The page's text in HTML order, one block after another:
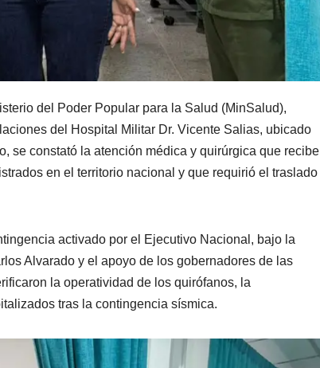
del Poder Popular para la Salud (MinSalud),
del Hospital Militar Dr. Vicente Salias, ubicado
se constató la atención médica y quirúrgica que recibe
en el territorio nacional y que requirió el traslado
activado por el Ejecutivo Nacional, bajo la
Alvarado y el apoyo de los gobernadores de las
la operatividad de los quirófanos, la
tras la contingencia sísmica.